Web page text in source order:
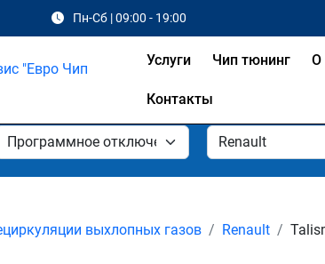
Пн-Сб | 09:00 - 19:00
Услуги Чип тюнинг О
Контакты
выхлопных газов Renault